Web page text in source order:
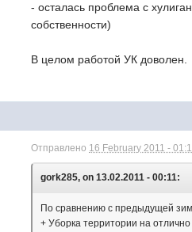
- осталась проблема с
собственности)
В целом работой УК доволен.
Отправлено 16 February 2011 -
gork285, on 13.02.2011 - 00:11:
По сравнению с предыдущей
+ Уборка территории на